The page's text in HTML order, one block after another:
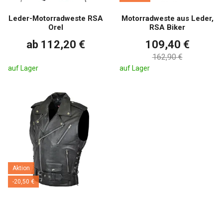
Leder-Motorradweste RSA
Orel
ab 112,20 €
auf Lager
Motorradweste aus Leder,
RSA Biker
109,40 €
162,90 €
auf Lager
Aktion
-20,50 €